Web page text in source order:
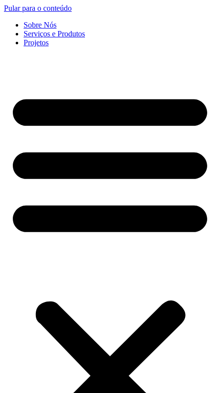
Pular para o conteúdo
Sobre Nós
Serviços e Produtos
Projetos